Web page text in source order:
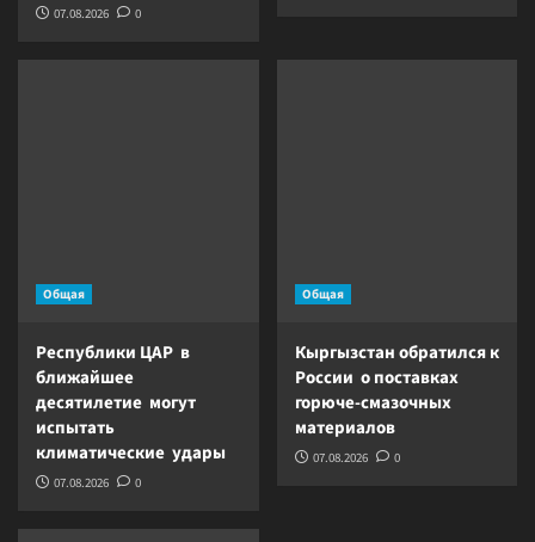
07.08.2026 0
Общая
Республики ЦАР в
ближайшее
десятилетие могут
испытать
климатические удары
07.08.2026 0
Общая
Кыргызстан обратился к
России о поставках
горюче-смазочных
материалов
07.08.2026 0